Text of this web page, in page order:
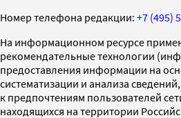
Номер телефона редакции: +7 (495)
На информационном ресурсе
рекомендательные технологии
предоставления информации на
систематизации и анализа
к предпочтениям пользователей
находящихся на территории